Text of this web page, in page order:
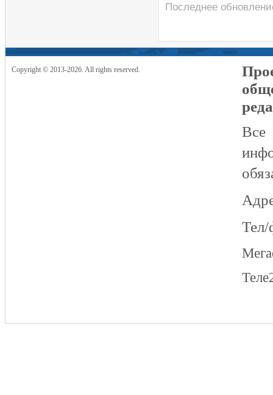
Последнее
Copyright © 2013-2026. All rights reserved.